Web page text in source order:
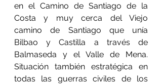
en el Camino de Santiago de la
Costa y muy cerca del Viejo
camino de Santiago que unía
Bilbao y Castilla a través de
Balmaseda y el Valle de Mena.
Situación también estratégica en
todas las guerras civiles de los